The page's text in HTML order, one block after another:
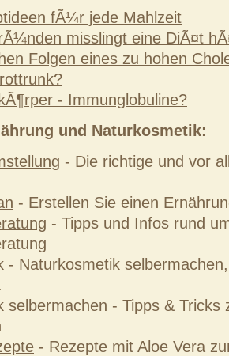
fÃ¼r jede Mahlzeit
misslingt eine DiÃ¤t
Folgen eines zu hohen
- Immunglobuline?
und Naturkosmetik:
- Die richtige und vor
- Erstellen Sie einen
- Tipps und Infos rund
- Naturkosmetik
selbermachen - Tipps & Tricks
- Rezepte mit Aloe Vera